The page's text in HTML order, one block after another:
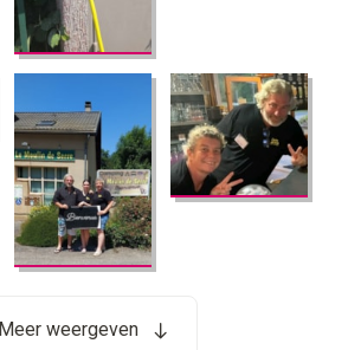
Meer weergeven